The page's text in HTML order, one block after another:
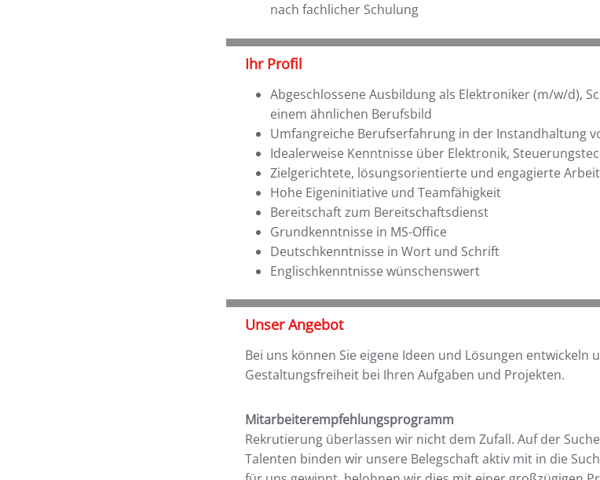
nach fachlicher Schulung
Ihr Profil
Abgeschlossene Ausbildung als Elektroniker (m/w/d),
einem ähnlichen Berufsbild
Umfangreiche Berufserfahrung in der Instandhaltung
Idealerweise Kenntnisse über Elektronik,
Zielgerichtete, lösungsorientierte und engagierte
Hohe Eigeninitiative und Teamfähigkeit
Bereitschaft zum Bereitschaftsdienst
Grundkenntnisse in MS-Office
Deutschkenntnisse in Wort und Schrift
Englischkenntnisse wünschenswert
Unser Angebot
Bei uns können Sie eigene Ideen und Lösungen entwickeln
Gestaltungsfreiheit bei Ihren Aufgaben und Projekten.
Mitarbeiterempfehlungsprogramm
Rekrutierung überlassen wir nicht dem Zufall. Auf der
Talenten binden wir unsere Belegschaft aktiv mit in die